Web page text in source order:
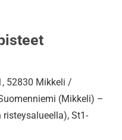
52830 Mikkeli /
(Mikkeli) –
St1-